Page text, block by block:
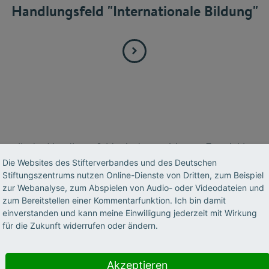
Handlungsfeld "Internationale Bildung"
stellt das Handlungsfeld mit der positivsten Entwicklung
sind hier die negativen Auswirkungen der Covid-19-
vor der Pandemie im Jahr 2019 der Gesamtindex
auf 68 zurück. Laut Umfragen des DAAD ist die
ungebrochen, deshalb spricht viel dafür, dass die
von 2019 zurückkehrt. Es ist daher sinnvoll, die
und die Auswirkungen im Coronajahr 2020 gesondert
Die Websites des Stifterverbandes und des Deutschen
Stiftungszentrums nutzen Online-Dienste von Dritten, zum Beispiel
zur Webanalyse, zum Abspielen von Audio- oder Videodateien und
zum Bereitstellen einer Kommentarfunktion. Ich bin damit
einverstanden und kann meine Einwilligung jederzeit mit Wirkung
für die Zukunft widerrufen oder ändern.
Akzeptieren